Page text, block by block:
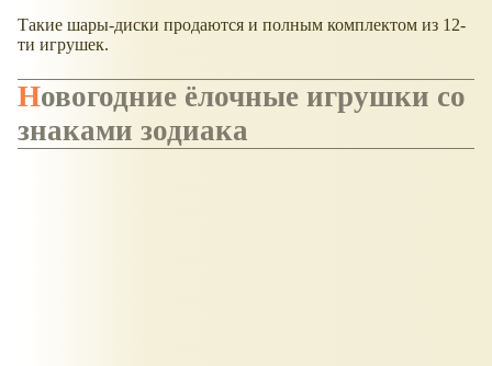
Такие шары-диски продаются и полным комплектом из 12-
ти игрушек.
Новогодние ёлочные игрушки со
знаками зодиака